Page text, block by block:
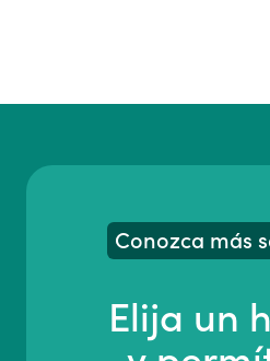
Conozca más
Elija un